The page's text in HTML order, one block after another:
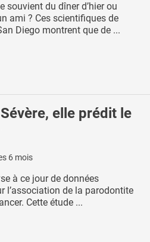
souvient du dîner d’hier ou
ami ? Ces scientifiques de
Diego montrent que de ...
elle prédit le
6 mois
à ce jour de données
l’association de la parodontite
Cette étude ...